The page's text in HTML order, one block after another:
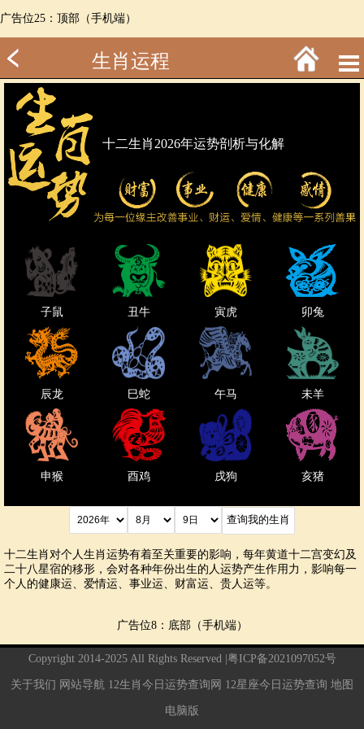
广告位25：顶部（手机端）
生肖运程
十二生肖2026年运势剖析与化解
子鼠 丑牛 寅虎 卯兔
辰龙 巳蛇 午马 未羊
申猴 酉鸡 戌狗 亥猪
十二生肖对个人生肖运势有着至关重要的影响，每年黄道十二宫变幻及
二十八星宿的移形，会对各种年份出生的人运势产生作用力，影响每一
个人的健康运、爱情运、事业运、财富运、贵人运等。
广告位8：底部（手机端）
Copyright 2014-2025 All Rights Reserved | 粤ICP备2021097052号
关于我们 网站导航 12生肖今日运势查询网 12星座今日运势查询 地图
电脑版